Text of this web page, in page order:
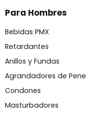
Para Hombres
Bebidas PMX
Retardantes
Anillos y Fundas
Agrandadores de Pene
Condones
Masturbadores